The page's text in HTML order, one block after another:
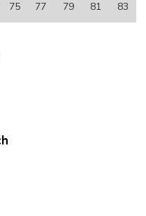
75 77 79 81 83